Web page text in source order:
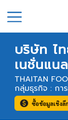
บริษัท ไ
เนชั่นแน
THAITAN
กลุ่มธุรกิจ : กา
ซื้อข้อมูลเชิงลึ